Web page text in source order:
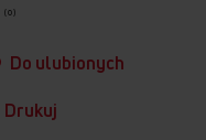
Do ulubionych
Drukuj
(0)